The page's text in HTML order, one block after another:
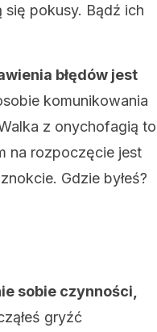
pokusy. Bądź ich
błędów jest
komunikowania
z onychofagią to
na rozpoczęcie jest
Gdzie byłeś?
sobie czynności,
gryźć